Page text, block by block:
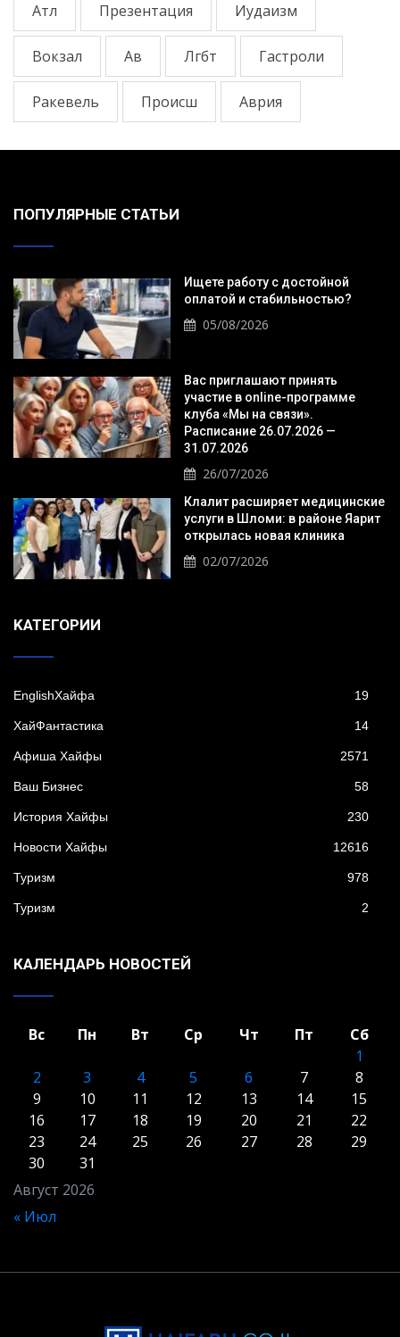
Атл Презентация Иудаизм
Вокзал Ав Лгбт Гастроли
Ракевель Происш Аврия
ПОПУЛЯРНЫЕ СТАТЬИ
Ищете работу с достойной
оплатой и стабильностью?
05/08/2026
Вас приглашают принять
участие в online-программе
клуба «Мы на связи».
Расписание 26.07.2026 —
31.07.2026
26/07/2026
Клалит расширяет медицинские
услуги в Шломи: в районе Яарит
открылась новая клиника
02/07/2026
KАТЕГОРИИ
EnglishХайфа 19
XайФантастика 14
Афиша Хайфы 2571
Ваш Бизнес 58
История Хайфы 230
Новости Хайфы 12616
Туризм 978
Туризм 2
КАЛЕНДАРЬ НОВОСТЕЙ
Август 2026
Вс Пн Вт Ср Чт Пт
Сб
1
2
3 4 5 6 7
8
9
10 11 12 13 14
15
16
17 18 19 20 21
22
23
24 25 26 27 28
29
30
31
« Июл